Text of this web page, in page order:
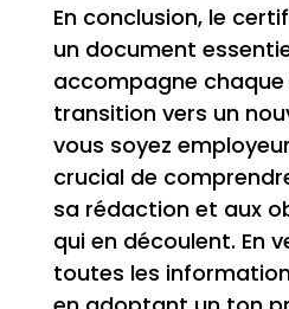
En conclusion, le
un document
accompagne
transition vers un
vous soyez
crucial de
sa rédaction et aux
qui en découlent. En
toutes les